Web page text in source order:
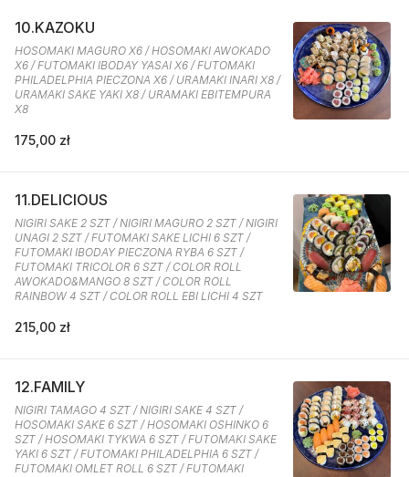
10.KAZOKU
HOSOMAKI MAGURO X6 / HOSOMAKI AWOKADO
X6 / FUTOMAKI IBODAY YASAI X6 / FUTOMAKI
PHILADELPHIA PIECZONA X6 / URAMAKI INARI X8 /
URAMAKI SAKE YAKI X8 / URAMAKI EBITEMPURA
X8
175,00 zł
11.DELICIOUS
NIGIRI SAKE 2 SZT / NIGIRI MAGURO 2 SZT / NIGIRI
UNAGI 2 SZT / FUTOMAKI SAKE LICHI 6 SZT /
FUTOMAKI IBODAY PIECZONA RYBA 6 SZT /
FUTOMAKI TRICOLOR 6 SZT / COLOR ROLL
AWOKADO&MANGO 8 SZT / COLOR ROLL
RAINBOW 4 SZT / COLOR ROLL EBI LICHI 4 SZT
215,00 zł
12.FAMILY
NIGIRI TAMAGO 4 SZT / NIGIRI SAKE 4 SZT /
HOSOMAKI SAKE 6 SZT / HOSOMAKI OSHINKO 6
SZT / HOSOMAKI TYKWA 6 SZT / FUTOMAKI SAKE
YAKI 6 SZT / FUTOMAKI PHILADELPHIA 6 SZT /
FUTOMAKI OMLET ROLL 6 SZT / FUTOMAKI